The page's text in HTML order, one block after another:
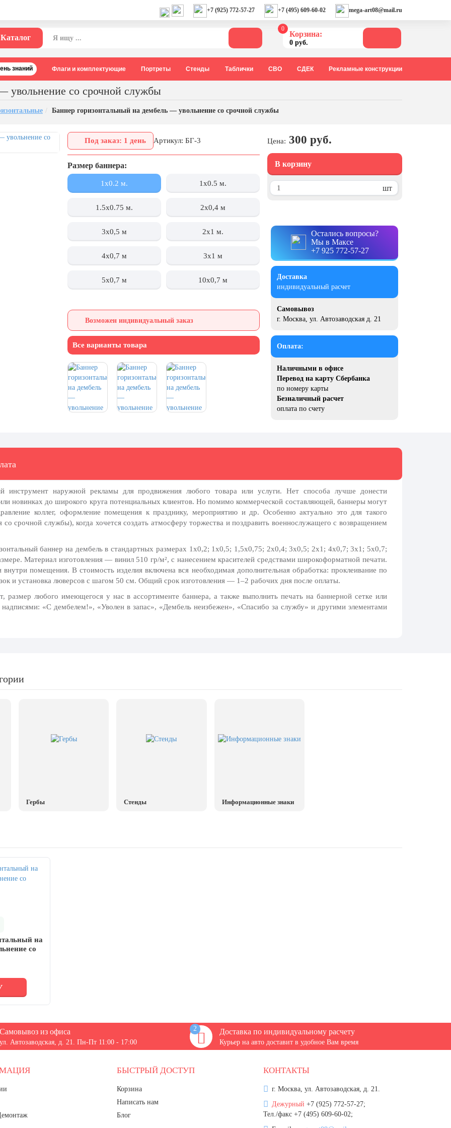
+7 (925) 772-57-27 +7 (495) 609-60-02 mega-art08@mail.ru
Каталог
0
Корзина:
0 руб.
знаний Флаги и комплектующие Портреты Стенды Таблички СВО СДЕК Рекламные конструкции
увольнение со срочной службы
Баннер горизонтальный на дембель — увольнение со срочной службы
Под заказ: 1 день Артикул: БГ-3
Размер баннера:
1х0.2 м. 1x0.5 м.
1.5x0.75 м. 2х0,4 м
3х0,5 м 2x1 м.
4х0,7 м 3x1 м
5х0,7 м 10х0,7 м
Возможен индивидуальный заказ
Все варианты товара
Цена: 300 руб.
В корзину
шт
Остались вопросы?
Мы в Максе
+7 925 772-57-27
Доставка
индивидуальный расчет
Самовывоз
г. Москва, ул. Автозаводская д. 21
Оплата:
Наличными в офисе
Перевод на карту Сбербанка
по номеру карты
Безналичный расчет
оплата по счету
инструмент наружной рекламы для продвижения любого товара или услуги. Нет способа лучше донести
новинках до широкого круга потенциальных клиентов. Но помимо коммерческой составляющей, баннеры могут
коллег, оформление помещения к празднику, мероприятию и др. Особенно актуально это для такого
со срочной службы), когда хочется создать атмосферу торжества и поздравить военнослужащего с возвращением
баннер на дембельв стандартных размерах 1х0,2; 1х0,5; 1,5х0,75; 2х0,4; 3х0,5; 2х1; 4х0,7; 3х1; 5х0,7;
Материал изготовления — винил 510 гр/м², с нанесением красителей средствами широкоформатной печати.
помещения. В стоимость изделия включена вся необходимая дополнительная обработка: проклеивание по
и установка люверсов с шагом 50 см. Общий срок изготовления — 1–2 рабочих дня после оплаты.
любого имеющегося у нас в ассортименте баннера, а также выполнить печать на баннерной сетке или
«С дембелем!», «Уволен в запас», «Дембель неизбежен», «Спасибо за службу» и другими элементами
Гербы Стенды Информационные знаки
на
со
Самовывоз из офиса
ул. Автозаводская, д. 21. Пн-Пт 11:00 - 17:00
2 Доставка по индивидуальному расчету
Курьер на авто доставит в удобное Вам время
БЫСТРЫЙ ДОСТУП
Корзина
Написать нам
Блог
КОНТАКТЫ
г. Москва, ул. Автозаводская, д. 21.
Дежурный +7 (925) 772-57-27;
Тел./факс +7 (495) 609-60-02;